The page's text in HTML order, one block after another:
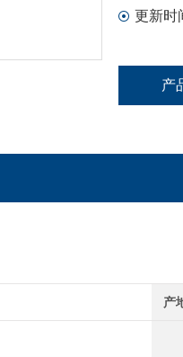
更新时
产
产